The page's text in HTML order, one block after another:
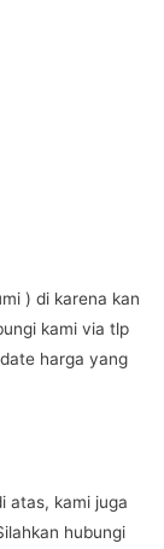
) di karena kan
kami via tlp
harga yang
atas, kami juga
hubungi